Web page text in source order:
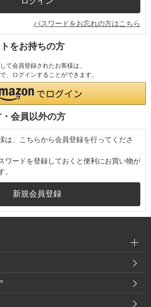
パスワードをお忘れの方はこちら
をお持ちの方
て会員登録されたお客様は、
、ログインすることができます。
会員以外の方
は、こちらから会員登録を行ってくださ
ワードを登録しておくと便利にお買い物が
。